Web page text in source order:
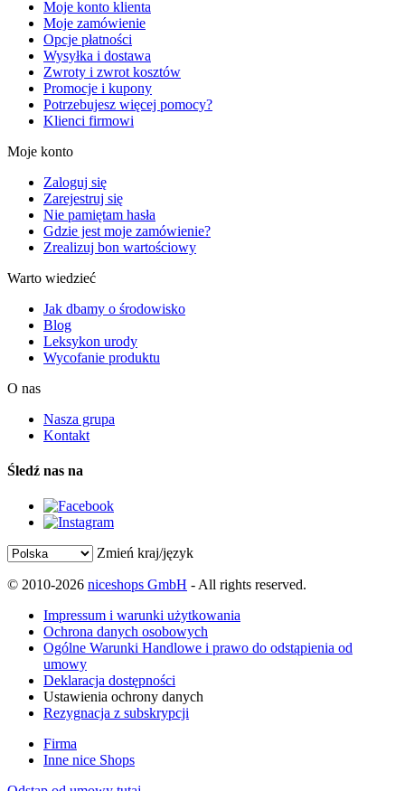
Moje konto klienta
Moje zamówienie
Opcje płatności
Wysyłka i dostawa
Zwroty i zwrot kosztów
Promocje i kupony
Potrzebujesz więcej pomocy?
Klienci firmowi
Moje konto
Zaloguj się
Zarejestruj się
Nie pamiętam hasła
Gdzie jest moje zamówienie?
Zrealizuj bon wartościowy
Warto wiedzieć
Jak dbamy o środowisko
Blog
Leksykon urody
Wycofanie produktu
O nas
Nasza grupa
Kontakt
Śledź nas na
Zmień kraj/język
© 2010-2026 niceshops GmbH - All rights reserved.
Impressum i warunki użytkowania
Ochrona danych osobowych
Ogólne Warunki Handlowe i prawo do odstąpienia od
umowy
Deklaracja dostępności
Ustawienia ochrony danych
Rezygnacja z subskrypcji
Firma
Inne nice Shops